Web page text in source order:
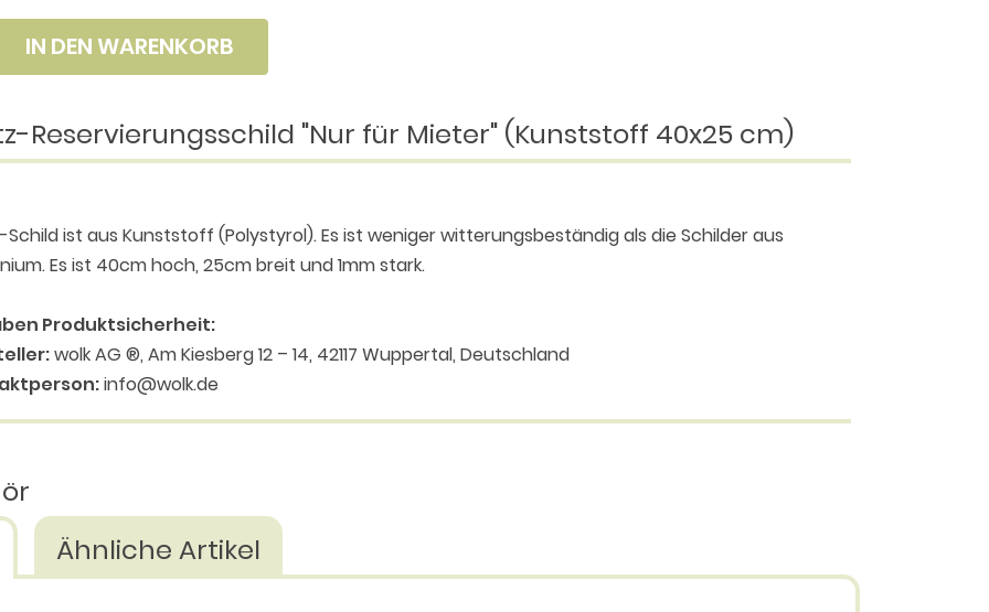
IN DEN WARENKORB
Reservierungsschild "Nur für Mieter" (Kunststoff 40x25 cm)
Schild ist aus Kunststoff (Polystyrol). Es ist weniger witterungsbeständig als die Schilder aus
Es ist 40cm hoch, 25cm breit und 1mm stark.
Produktsicherheit:
wolk AG ®, Am Kiesberg 12 – 14, 42117 Wuppertal, Deutschland
info@wolk.de
Ähnliche Artikel